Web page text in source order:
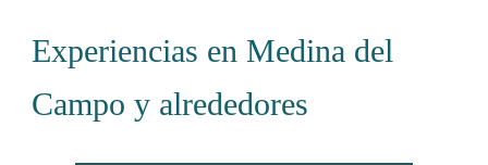
Experiencias en Medina del
Campo y alrededores